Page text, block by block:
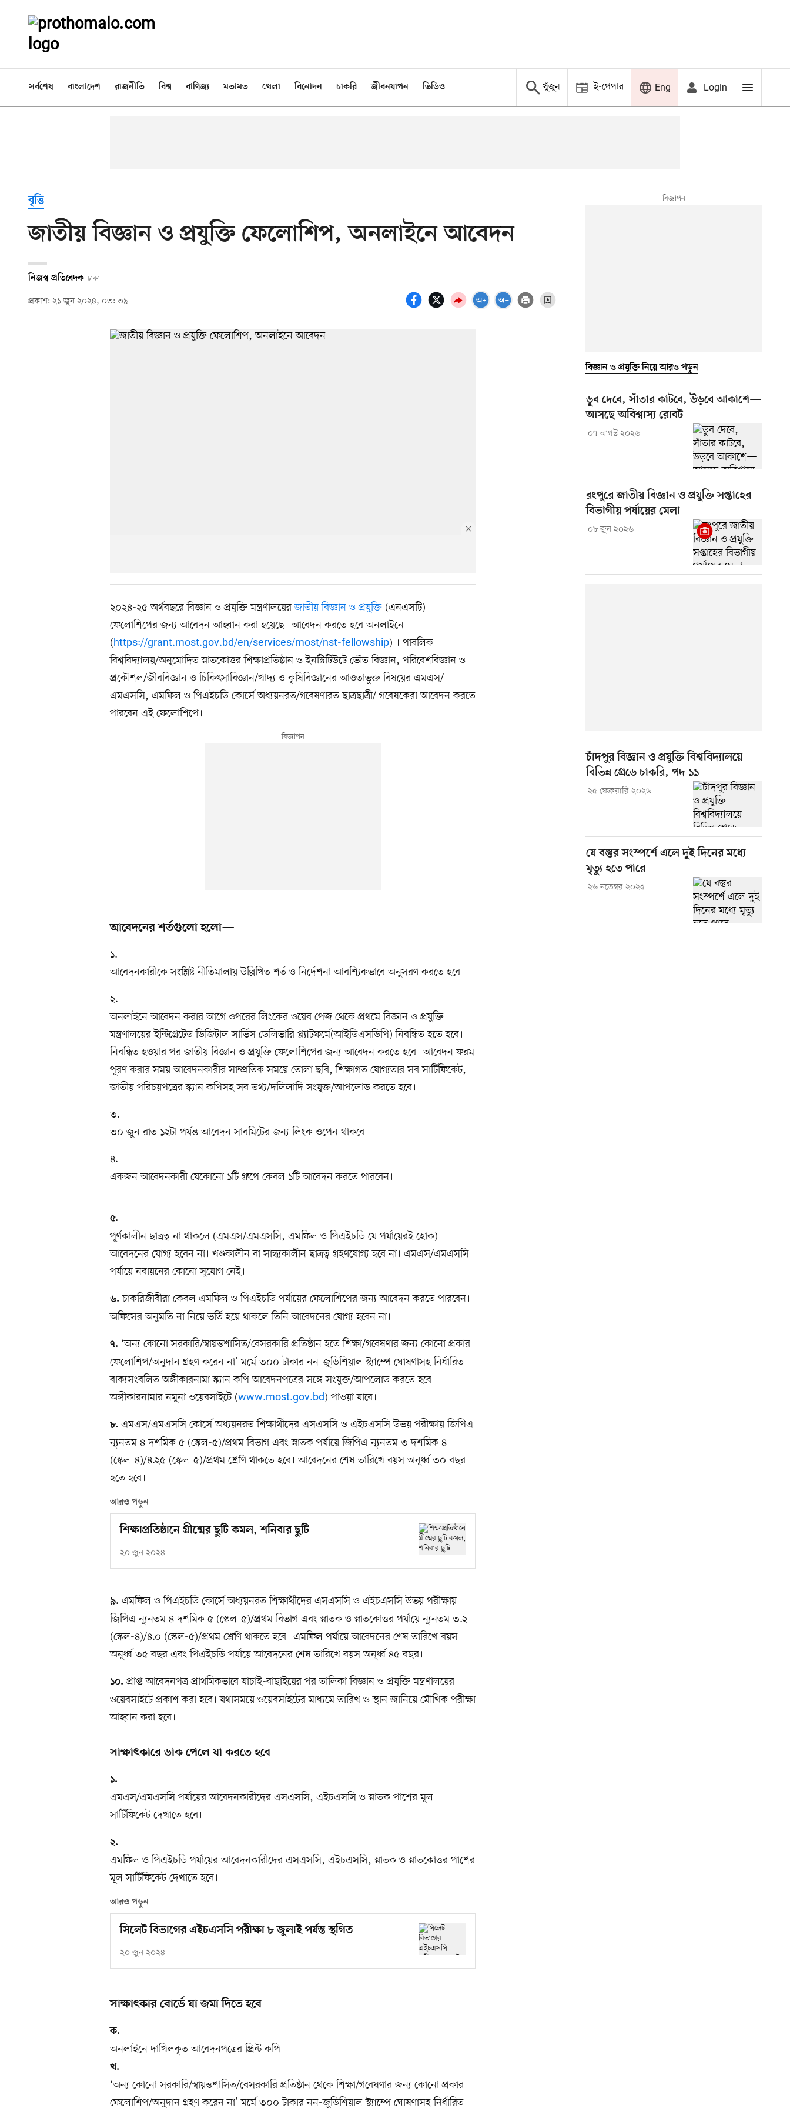
সর্বশেষ বাংলাদেশ রাজনীতি বিশ্ব বাণিজ্য মতামত খেলা বিনোদন চাকরি জীবনযাপন ভিডিও খুঁজুন ই-পেপার Eng Login
বৃত্তি
জাতীয় বিজ্ঞান ও প্রযুক্তি ফেলোশিপ, অনলাইনে আবেদন
নিজস্ব প্রতিবেদক ঢাকা
প্রকাশ: ২১ জুন ২০২৪, ০৩: ৩৯
২০২৪-২৫ অর্থবছরে বিজ্ঞান ও প্রযুক্তি মন্ত্রণালয়েরজাতীয় বিজ্ঞান ও প্রযুক্তি (এনএসটি)
ফেলোশিপের জন্য আবেদন আহ্বান করা হয়েছে। আবেদন করতে হবে অনলাইনে
(https://grant.most.gov.bd/en/services/most/nst-fellowship) । পাবলিক
বিশ্ববিদ্যালয়/অনুমোদিত স্নাতকোত্তর শিক্ষাপ্রতিষ্ঠান ও ইনস্টিটিউটে ভৌত বিজ্ঞান, পরিবেশবিজ্ঞান ও
প্রকৌশল/জীববিজ্ঞান ও চিকিৎসাবিজ্ঞান/খাদ্য ও কৃষিবিজ্ঞানের আওতাভুক্ত বিষয়ের এমএস/
এমএসসি, এমফিল ও পিএইচডি কোর্সে অধ্যয়নরত/গবেষণারত ছাত্রছাত্রী/ গবেষকেরা আবেদন করতে
পারবেন এই ফেলোশিপে।
আবেদনের শর্তগুলো হলো—
১.
আবেদনকারীকে সংশ্লিষ্ট নীতিমালায় উল্লিখিত শর্ত ও নির্দেশনা আবশ্যিকভাবে অনুসরণ করতে হবে।
২.
অনলাইনে আবেদন করার আগে ওপরের লিংকের ওয়েব পেজ থেকে প্রথমে বিজ্ঞান ও প্রযুক্তি
মন্ত্রণালয়ের ইন্টিগ্রেটেড ডিজিটাল সার্ভিস ডেলিভারি প্ল্যাটফর্মে(আইডিএসডিপি) নিবন্ধিত হতে হবে।
নিবন্ধিত হওয়ার পর জাতীয় বিজ্ঞান ও প্রযুক্তি ফেলোশিপের জন্য আবেদন করতে হবে। আবেদন ফরম
পূরণ করার সময় আবেদনকারীর সাম্প্রতিক সময়ে তোলা ছবি, শিক্ষাগত যোগ্যতার সব সার্টিফিকেট,
জাতীয় পরিচয়পত্রের স্ক্যান কপিসহ সব তথ্য/দলিলাদি সংযুক্ত/আপলোড করতে হবে।
৩.
৩০ জুন রাত ১২টা পর্যন্ত আবেদন সাবমিটের জন্য লিংক ওপেন থাকবে।
৪.
একজন আবেদনকারী যেকোনো ১টি গ্রুপে কেবল ১টি আবেদন করতে পারবেন।
৫.
পূর্ণকালীন ছাত্রত্ব না থাকলে (এমএস/এমএসসি, এমফিল ও পিএইচডি যে পর্যায়েরই হোক)
আবেদনের যোগ্য হবেন না। খণ্ডকালীন বা সান্ধ্যকালীন ছাত্রত্ব গ্রহণযোগ্য হবে না। এমএস/এমএসসি
পর্যায়ে নবায়নের কোনো সুযোগ নেই।
৬. চাকরিজীবীরা কেবল এমফিল ও পিএইচডি পর্যায়ের ফেলোশিপের জন্য আবেদন করতে পারবেন।
অফিসের অনুমতি না নিয়ে ভর্তি হয়ে থাকলে তিনি আবেদনের যোগ্য হবেন না।
৭. ‘অন্য কোনো সরকারি/স্বায়ত্তশাসিত/বেসরকারি প্রতিষ্ঠান হতে শিক্ষা/গবেষণার জন্য কোনো প্রকার
ফেলোশিপ/অনুদান গ্রহণ করেন না’ মর্মে ৩০০ টাকার নন-জুডিশিয়াল স্ট্যাম্পে ঘোষণাসহ নির্ধারিত
বাক্যসংবলিত অঙ্গীকারনামা স্ক্যান কপি আবেদনপত্রের সঙ্গে সংযুক্ত/আপলোড করতে হবে।
অঙ্গীকারনামার নমুনা ওয়েবসাইটে (www.most.gov.bd) পাওয়া যাবে।
৮. এমএস/এমএসসি কোর্সে অধ্যয়নরত শিক্ষার্থীদের এসএসসি ও এইচএসসি উভয় পরীক্ষায় জিপিএ
ন্যূনতম ৪ দশমিক ৫ (স্কেল-৫)/প্রথম বিভাগ এবং স্নাতক পর্যায়ে জিপিএ ন্যূনতম ৩ দশমিক ৪
(স্কেল-৪)/৪.২৫ (স্কেল-৫)/প্রথম শ্রেণি থাকতে হবে। আবেদনের শেষ তারিখে বয়স অনূর্ধ্ব ৩০ বছর
হতে হবে।
আরও পড়ুন
শিক্ষাপ্রতিষ্ঠানে গ্রীষ্মের ছুটি কমল, শনিবার ছুটি
২০ জুন ২০২৪
৯. এমফিল ও পিএইচডি কোর্সে অধ্যয়নরত শিক্ষার্থীদের এসএসসি ও এইচএসসি উভয় পরীক্ষায়
জিপিএ ন্যূনতম ৪ দশমিক ৫ (স্কেল-৫)/প্রথম বিভাগ এবং স্নাতক ও স্নাতকোত্তর পর্যায়ে ন্যূনতম ৩.২
(স্কেল-৪)/৪.০ (স্কেল-৫)/প্রথম শ্রেণি থাকতে হবে। এমফিল পর্যায়ে আবেদনের শেষ তারিখে বয়স
অনূর্ধ্ব ৩৫ বছর এবং পিএইচডি পর্যায়ে আবেদনের শেষ তারিখে বয়স অনূর্ধ্ব ৪৫ বছর।
১০. প্রাপ্ত আবেদনপত্র প্রাথমিকভাবে যাচাই-বাছাইয়ের পর তালিকা বিজ্ঞান ও প্রযুক্তি মন্ত্রণালয়ের
ওয়েবসাইটে প্রকাশ করা হবে। যথাসময়ে ওয়েবসাইটের মাধ্যমে তারিখ ও স্থান জানিয়ে মৌখিক পরীক্ষা
আহ্বান করা হবে।
সাক্ষাৎকারে ডাক পেলে যা করতে হবে
১.
এমএস/এমএসসি পর্যায়ের আবেদনকারীদের এসএসসি, এইচএসসি ও স্নাতক পাশের মূল
সার্টিফিকেট দেখাতে হবে।
২.
এমফিল ও পিএইচডি পর্যায়ের আবেদনকারীদের এসএসসি, এইচএসসি, স্নাতক ও স্নাতকোত্তর পাশের
মূল সার্টিফিকেট দেখাতে হবে।
আরও পড়ুন
সিলেট বিভাগের এইচএসসি পরীক্ষা ৮ জুলাই পর্যন্ত স্থগিত
২০ জুন ২০২৪
সাক্ষাৎকার বোর্ডে যা জমা দিতে হবে
ক.
অনলাইনে দাখিলকৃত আবেদনপত্রের প্রিন্ট কপি।
খ.
‘অন্য কোনো সরকারি/স্বায়ত্তশাসিত/বেসরকারি প্রতিষ্ঠান থেকে শিক্ষা/গবেষণার জন্য কোনো প্রকার
ফেলোশিপ/অনুদান গ্রহণ করেন না’ মর্মে ৩০০ টাকার নন-জুডিশিয়াল স্ট্যাম্পে ঘোষণাসহ নির্ধারিত
বিজ্ঞান ও প্রযুক্তি নিয়ে আরও পড়ুন
ডুব দেবে, সাঁতার কাটবে, উড়বে আকাশে—
আসছে অবিশ্বাস্য রোবট
০৭ আগস্ট ২০২৬
রংপুরে জাতীয় বিজ্ঞান ও প্রযুক্তি সপ্তাহের
বিভাগীয় পর্যায়ের মেলা
০৮ জুন ২০২৬
চাঁদপুর বিজ্ঞান ও প্রযুক্তি বিশ্ববিদ্যালয়ে
বিভিন্ন গ্রেডে চাকরি, পদ ১১
২৫ ফেব্রুয়ারি ২০২৬
যে বস্তুর সংস্পর্শে এলে দুই দিনের মধ্যে
মৃত্যু হতে পারে
২৬ নভেম্বর ২০২৫